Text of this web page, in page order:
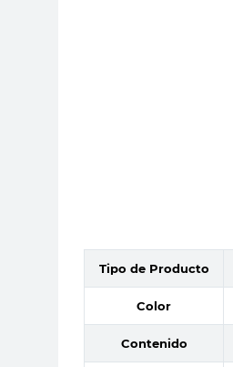
Tipo de Producto
Color
Contenido